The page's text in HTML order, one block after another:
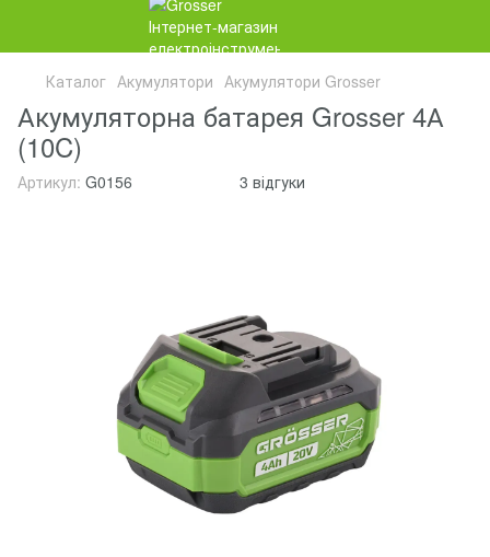
Каталог Акумулятори Акумулятори Grosser
Акумуляторна батарея Grosser 4А
(10C)
Артикул: G0156 3 відгуки